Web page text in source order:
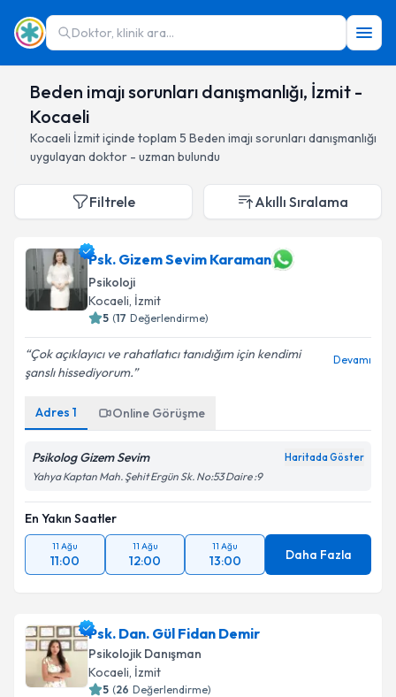
Doktor, klinik ara...
Beden imajı sorunları danışmanlığı, İzmit -
Kocaeli
Kocaeli İzmitiçinde toplam 5 Beden imajı sorunları danışmanlığı
uygulayan doktor - uzman bulundu
Filtrele Akıllı Sıralama
Psk. Gizem Sevim Karaman
Psikoloji
Kocaeli, İzmit
5 (17 Değerlendirme)
Çok açıklayıcı ve rahatlatıcı tanıdığım için kendimi
şanslı hissediyorum.
Devamı
Adres 1 Online Görüşme
Psikolog Gizem Sevim Haritada Göster
Yahya Kaptan Mah. Şehit Ergün Sk. No:53 Daire :9
En Yakın Saatler
11 Ağu
11:00
11 Ağu
12:00
11 Ağu
13:00 Daha Fazla
Psk. Dan. Gül Fidan Demir
Psikolojik Danışman
Kocaeli, İzmit
5 (26 Değerlendirme)